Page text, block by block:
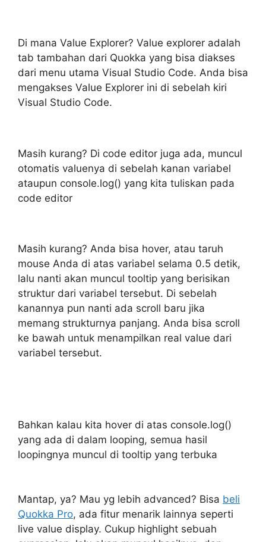
Di mana Value Explorer? Value explorer adalah
tab tambahan dari Quokka yang bisa diakses
dari menu utama Visual Studio Code. Anda bisa
mengakses Value Explorer ini di sebelah kiri
Visual Studio Code.
Masih kurang? Di code editor juga ada, muncul
otomatis valuenya di sebelah kanan variabel
ataupun console.log() yang kita tuliskan pada
code editor
Masih kurang? Anda bisa hover, atau taruh
mouse Anda di atas variabel selama 0.5 detik,
lalu nanti akan muncul tooltip yang berisikan
struktur dari variabel tersebut. Di sebelah
kanannya pun nanti ada scroll baru jika
memang strukturnya panjang. Anda bisa scroll
ke bawah untuk menampilkan real value dari
variabel tersebut.
Bahkan kalau kita hover di atas console.log()
yang ada di dalam looping, semua hasil
loopingnya muncul di tooltip yang terbuka
Mantap, ya? Mau yg lebih advanced? Bisa beli
Quokka Pro, ada fitur menarik lainnya seperti
live value display. Cukup highlight sebuah